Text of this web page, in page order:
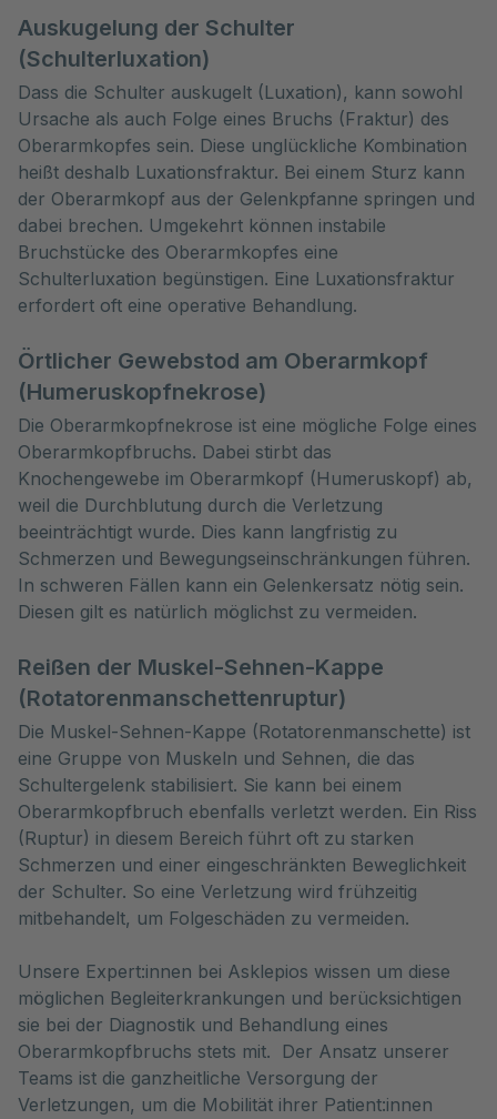
Auskugelung der Schulter
(Schulterluxation)
Dass die Schulter auskugelt (Luxation), kann sowohl
Ursache als auch Folge eines Bruchs (Fraktur) des
Oberarmkopfes sein. Diese unglückliche Kombination
heißt deshalb Luxationsfraktur. Bei einem Sturz kann
der Oberarmkopf aus der Gelenkpfanne springen und
dabei brechen. Umgekehrt können instabile
Bruchstücke des Oberarmkopfes eine
Schulterluxation begünstigen. Eine Luxationsfraktur
erfordert oft eine operative Behandlung.
Örtlicher Gewebstod am Oberarmkopf
(Humeruskopfnekrose)
Die Oberarmkopfnekrose ist eine mögliche Folge eines
Oberarmkopfbruchs. Dabei stirbt das
Knochengewebe im Oberarmkopf (Humeruskopf) ab,
weil die Durchblutung durch die Verletzung
beeinträchtigt wurde. Dies kann langfristig zu
Schmerzen und Bewegungseinschränkungen führen.
In schweren Fällen kann ein Gelenkersatz nötig sein.
Diesen gilt es natürlich möglichst zu vermeiden.
Reißen der Muskel-Sehnen-Kappe
(Rotatorenmanschettenruptur)
Die Muskel-Sehnen-Kappe (Rotatorenmanschette) ist
eine Gruppe von Muskeln und Sehnen, die das
Schultergelenk stabilisiert. Sie kann bei einem
Oberarmkopfbruch ebenfalls verletzt werden. Ein Riss
(Ruptur) in diesem Bereich führt oft zu starken
Schmerzen und einer eingeschränkten Beweglichkeit
der Schulter. So eine Verletzung wird frühzeitig
mitbehandelt, um Folgeschäden zu vermeiden.
Unsere Expert:innen bei Asklepios wissen um diese
möglichen Begleiterkrankungen und berücksichtigen
sie bei der Diagnostik und Behandlung eines
Oberarmkopfbruchs stets mit. Der Ansatz unserer
Teams ist die ganzheitliche Versorgung der
Verletzungen, um die Mobilität ihrer Patient:innen